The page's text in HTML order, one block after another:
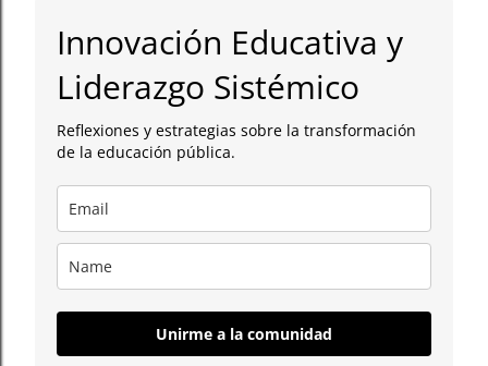
Innovación Educativa y
Liderazgo Sistémico
Reflexiones y estrategias sobre la transformación
de la educación pública.
Unirme a la comunidad